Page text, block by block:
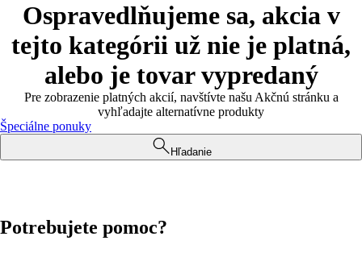
Ospravedlňujeme sa, akcia v
tejto kategórii už nie je platná,
alebo je tovar vypredaný
Pre zobrazenie platných akcií, navštívte našu Akčnú stránku a
vyhľadajte alternatívne produkty
Špeciálne ponuky
Hľadanie
Potrebujete pomoc?